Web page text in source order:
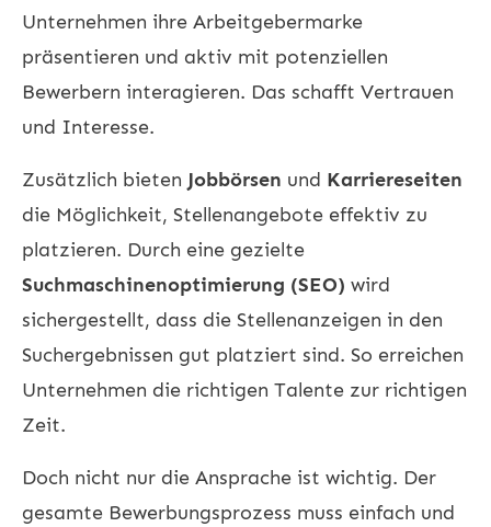
Unternehmen ihre Arbeitgebermarke
präsentieren und aktiv mit potenziellen
Bewerbern interagieren. Das schafft Vertrauen
und Interesse.
Zusätzlich bieten Jobbörsen und Karriereseiten
die Möglichkeit, Stellenangebote effektiv zu
platzieren. Durch eine gezielte
Suchmaschinenoptimierung (SEO) wird
sichergestellt, dass die Stellenanzeigen in den
Suchergebnissen gut platziert sind. So erreichen
Unternehmen die richtigen Talente zur richtigen
Zeit.
Doch nicht nur die Ansprache ist wichtig. Der
gesamte Bewerbungsprozess muss einfach und